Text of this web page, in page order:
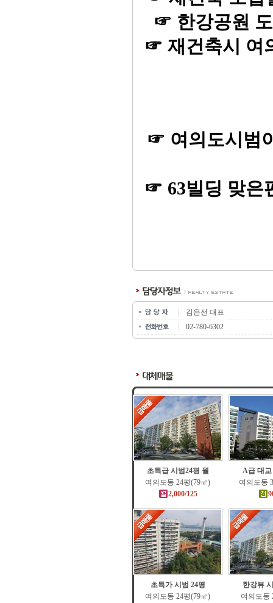
☞ 한강공원
☞ 재건축시 여
☞ 여의도시범
☞ 63빌딩 맞은
김은선 대표
02-780-6302
초특급 시범24평 월
여의도동 24평(79㎡)
2,000/125
A급 대교
여의도동
초특가 시범 24평
여의도동 24평(79㎡)
한강뷰
여의도동